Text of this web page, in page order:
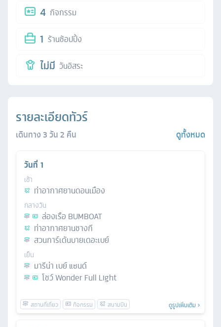
4 กิจกรรม
1 ร้านช้อปปิ้ง
ไม่มี วันอิสระ
รายละเอียดทัวร์
เดินทาง3วัน2 คืน ดูทั้งหมด
วันที่ 1
เช้า
ท่าอากาศยานดอนเมือง
กลางวัน
ล่องเรือ BUMBOAT
ท่าอากาศยานชางกี
สวนการ์เด้นบายเดอะเบย์
เย็น
มารีน่า เบย์ แซนด์
โชว์ Wonder Full Light
ดูรูปเพิ่มเติม